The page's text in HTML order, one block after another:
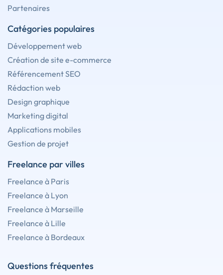
Partenaires
Catégories populaires
Développement web
Création de site e-commerce
Référencement SEO
Rédaction web
Design graphique
Marketing digital
Applications mobiles
Gestion de projet
Freelance par villes
Freelance à Paris
Freelance à Lyon
Freelance à Marseille
Freelance à Lille
Freelance à Bordeaux
Questions fréquentes